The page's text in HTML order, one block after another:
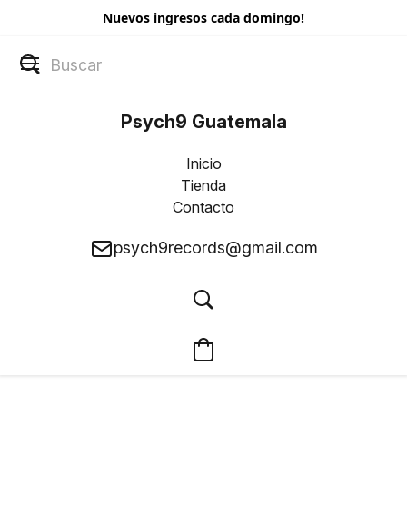
Nuevos ingresos cada domingo!
Psych9 Guatemala
Inicio
Tienda
Contacto
psych9records@gmail.com